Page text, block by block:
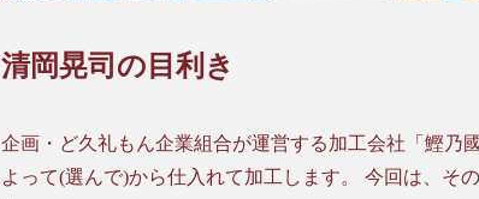
清岡晃司の目利き
企画・ど久礼もん企業組合が運営する加工会社「鰹乃
よって(選んで)から仕入れて加工します。 今回は、そ